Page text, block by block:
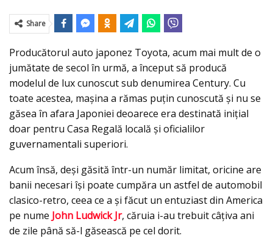
Share
Producătorul auto japonez Toyota, acum mai mult de o
jumătate de secol în urmă, a început să producă
modelul de lux cunoscut sub denumirea Century. Cu
toate acestea, mașina a rămas puțin cunoscută şi nu se
găsea în afara Japoniei deoarece era destinată iniţial
doar pentru Casa Regală locală și oficialilor
guvernamentali superiori.
Acum însă, deşi găsită într-un număr limitat, oricine are
banii necesari îşi poate cumpăra un astfel de automobil
clasico-retro, ceea ce a şi făcut un entuziast din America
pe nume John Ludwick Jr, căruia i-au trebuit câţiva ani
de zile până să-l găsească pe cel dorit.